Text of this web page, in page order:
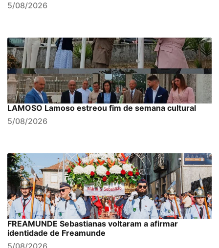
5/08/2026
LAMOSO Lamoso estreou fim de semana cultural
5/08/2026
FREAMUNDE Sebastianas voltaram a afirmar
identidade de Freamunde